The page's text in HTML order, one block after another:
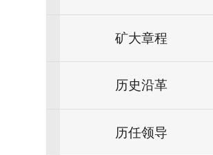
矿大章程
历史沿革
历任领导